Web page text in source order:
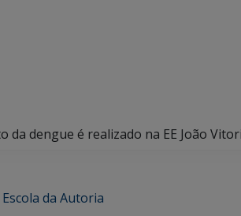
da dengue é realizado na EE João
Escola da Autoria